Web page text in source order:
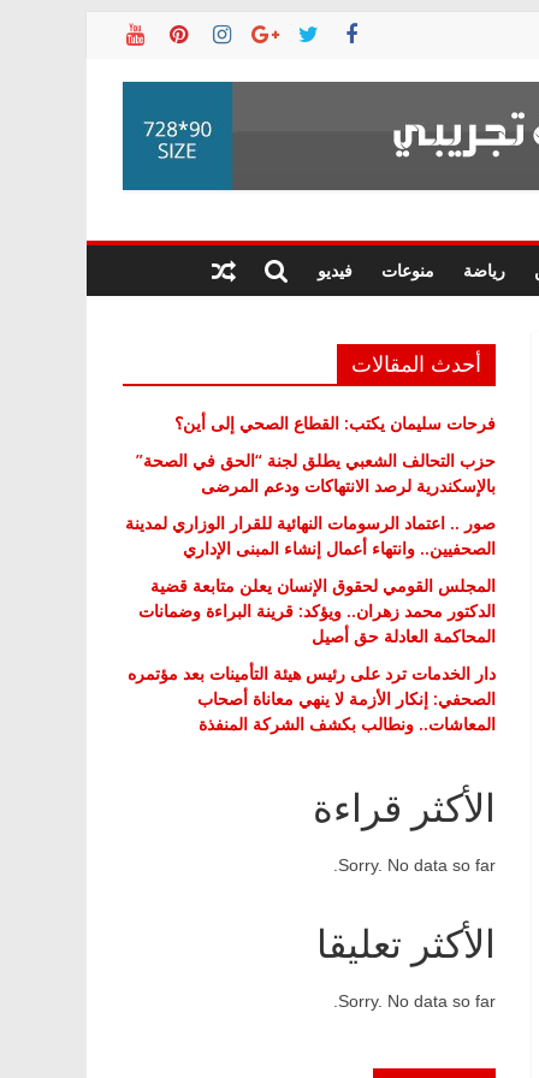
رياضة منوعات فيديو
أحدث المقالات
فرحات سليمان يكتب: القطاع الصحي إلى أين؟
حزب التحالف الشعبي يطلق لجنة “الحق في الصحة”
بالإسكندرية لرصد الانتهاكات ودعم المرضى
صور .. اعتماد الرسومات النهائية للقرار الوزاري لمدينة
الصحفيين.. وانتهاء أعمال إنشاء المبنى الإداري
المجلس القومي لحقوق الإنسان يعلن متابعة قضية
الدكتور محمد زهران.. ويؤكد: قرينة البراءة وضمانات
المحاكمة العادلة حق أصيل
دار الخدمات ترد على رئيس هيئة التأمينات بعد مؤتمره
الصحفي: إنكار الأزمة لا ينهي معاناة أصحاب
المعاشات.. ونطالب بكشف الشركة المنفذة
الأكثر قراءة
Sorry. No data so far.
الأكثر تعليقا
Sorry. No data so far.